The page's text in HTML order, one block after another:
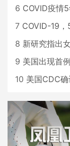
6 COVID疫情5
7 COVID-19
8 新研究指出女
9 美国出现首
10 美国CDC确